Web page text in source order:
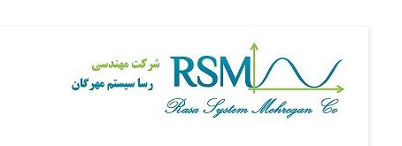
content
Rasa
System
Mehregan